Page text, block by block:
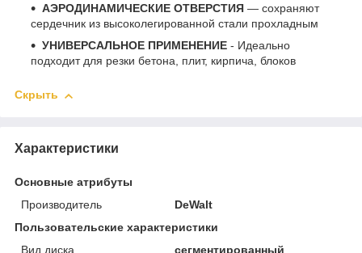
АЭРОДИНАМИЧЕСКИЕ ОТВЕРСТИЯ — сохраняют
сердечник из высоколегированной стали прохладным
УНИВЕРСАЛЬНОЕ ПРИМЕНЕНИЕ - Идеально
подходит для резки бетона, плит, кирпича, блоков
Скрыть
Характеристики
Основные атрибуты
Производитель
DeWalt
Пользовательские характеристики
Вид диска
сегментированный